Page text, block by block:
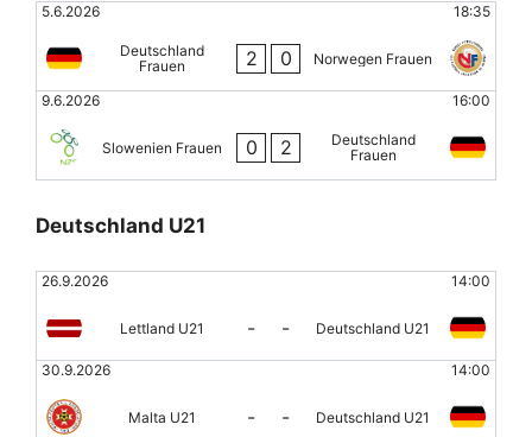
5.6.2026 18:35
Deutschland
Frauen
2 0 Norwegen Frauen
9.6.2026 16:00
Slowenien Frauen 0 2
Deutschland
Frauen
Deutschland U21
26.9.2026 14:00
Lettland U21 - - Deutschland U21
30.9.2026 14:00
Malta U21 - - Deutschland U21